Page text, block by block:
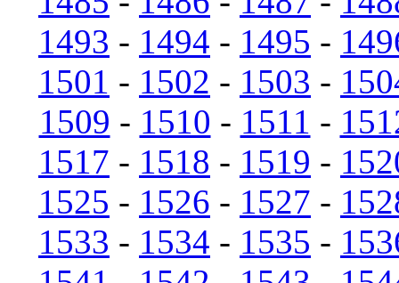
1493 - 1494 - 1495 -
1501 - 1502 - 1503 -
1509 - 1510 - 1511 -
1517 - 1518 - 1519 -
1525 - 1526 - 1527 -
1533 - 1534 - 1535 -